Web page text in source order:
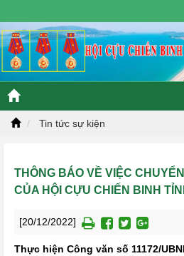
Thứ sáu, 07/08/2026 13:52 GMT+7
Tin tức sự kiện
THÔNG BÁO VỀ VIỆC
CỦA HỘI CỰU CHIẾN BINH
[20/12/2022]
Thực hiện Công văn số 11172/